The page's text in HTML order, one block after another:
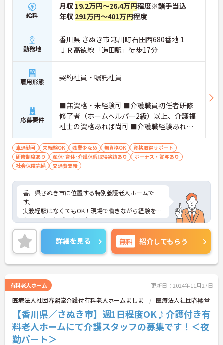
給料
月収 19.2万円～26.4万円程度※諸手当込
年収 291万円～401万円程度
勤務地
香川県 さぬき市 寒川町石田西680番地１
ＪＲ高徳線「造田駅」徒歩17分
雇用形態 契約社員・嘱託社員
応募要件
■無資格・未経験可 ■介護職員初任者研修
修了者（ホームヘルパー2級）以上、介護福
祉士の資格あれば尚可 ■介護職経験あれば
尚可 ■普通自動車運転免許（AT限定可）あ
れば尚可
車通勤可 未経験OK 残業少なめ 無資格OK
資格取得サポート
研修制度あり
産休･育休･介護休暇取得実績あり
ボーナス・賞与あり
社会保険完備
交通費支給
香川県さぬき市に位置する特別養護老人ホームで
す。
実務経験はなくてもOK！現場で働きながら経験を積
んでいくことができます。
残業も少なめですので家庭と仕事の両立、プライベ
ートも充実出来ます。
ご興味をお持ちの方はお気軽にお問い合わせくださ
い。
詳細を見る 無料 紹介してもらう
有料老人ホーム 更新日：2024年11月27日
医療法人社団春熙堂介護付有料老人ホームましま 医療法人社団春熙堂
【香川県／さぬき市】週1日程度OK♪介護付き有
料老人ホームにて介護スタッフの募集です！＜夜
勤パート＞